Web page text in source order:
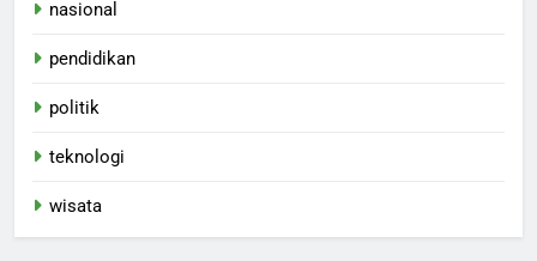
nasional
pendidikan
politik
teknologi
wisata